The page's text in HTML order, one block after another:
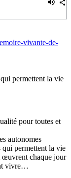
vivante-de-
permettent la vie
pour toutes et
autonomes
qui permettent la vie
œuvrent chaque jour
vivre…